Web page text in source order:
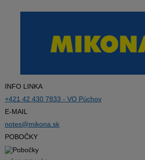
INFO LINKA
+421 42 430 7833 - VO Púchov
E-MAIL
notes@mikona.sk
POBOČKY